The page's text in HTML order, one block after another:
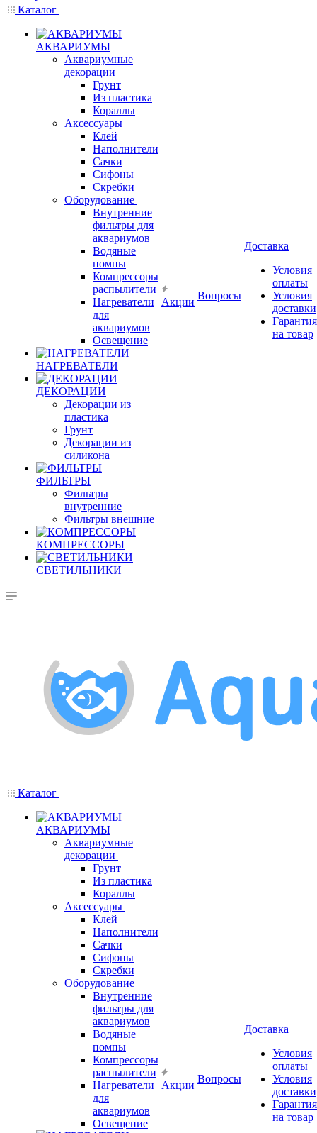
Каталог
АКВАРИУМЫ
Аквариумные
декорации
Грунт
Из пластика
Кораллы
Аксессуары
Клей
Наполнители
Сачки
Сифоны
Скребки
Оборудование
Внутренние
фильтры для
аквариумов
Водяные
помпы
Компрессоры
распылители
Нагреватели
для
аквариумов
Освещение
НАГРЕВАТЕЛИ
ДЕКОРАЦИИ
Декорации из
пластика
Грунт
Декорации из
силикона
ФИЛЬТРЫ
Фильтры
внутренние
Фильтры внешние
КОМПРЕССОРЫ
СВЕТИЛЬНИКИ
Акции
Вопросы
Доставка
Условия
оплаты
Условия
доставки
Гарантия
на товар
Каталог
АКВАРИУМЫ
Аквариумные
декорации
Грунт
Из пластика
Кораллы
Аксессуары
Клей
Наполнители
Сачки
Сифоны
Скребки
Оборудование
Внутренние
фильтры для
аквариумов
Водяные
помпы
Компрессоры
распылители
Нагреватели
для
аквариумов
Освещение
Акции
Вопросы
Доставка
Условия
оплаты
Условия
доставки
Гарантия
на товар